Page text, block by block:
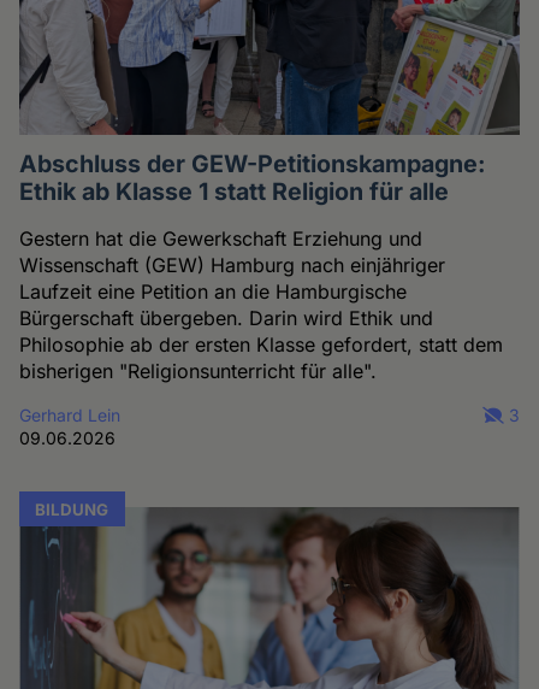
Abschluss der GEW-Petitionskampagne:
Ethik ab Klasse 1 statt Religion für alle
Gestern hat die Gewerkschaft Erziehung und
Wissenschaft (GEW) Hamburg nach einjähriger
Laufzeit eine Petition an die Hamburgische
Bürgerschaft übergeben. Darin wird Ethik und
Philosophie ab der ersten Klasse gefordert, statt dem
bisherigen "Religionsunterricht für alle".
Gerhard Lein
09.06.2026
3
BILDUNG